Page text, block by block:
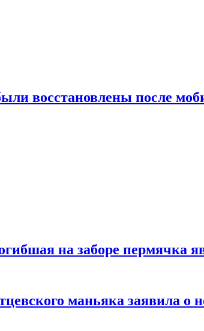
восстановлены после
на заборе пермячка
маньяка заявила о